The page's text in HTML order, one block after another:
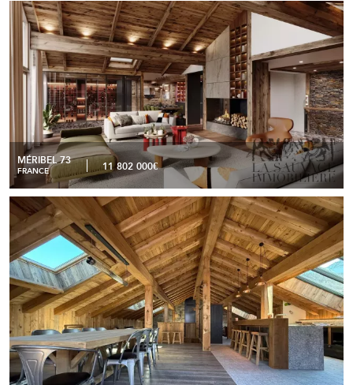
MÉRIBEL 73
FRANCE 11 802 000€
Chalet d’exception – Vue panoramique sur le Roc de Fer
READ MORE
Chalet d’exception – Nouveau développement au cœur
des 3 Vallées
READ MORE